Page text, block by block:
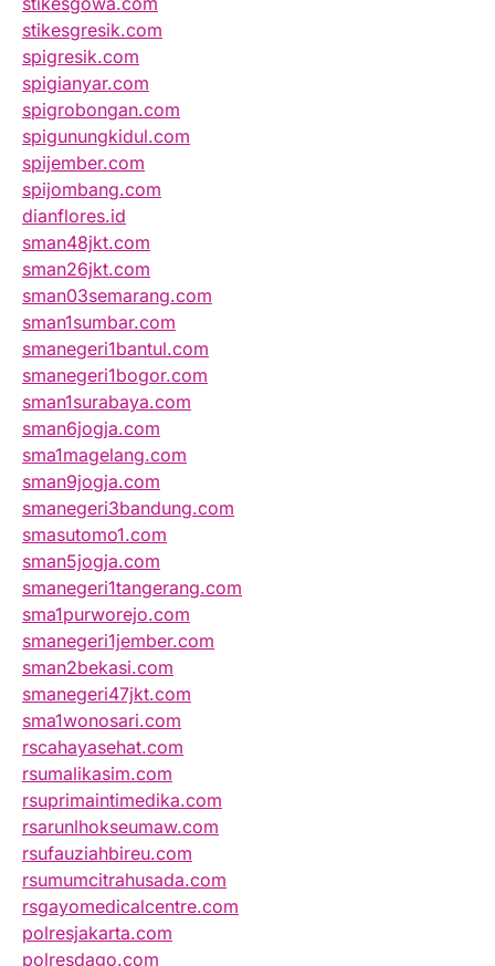
stikesgresik.com
spigresik.com
spigianyar.com
spigrobongan.com
spigunungkidul.com
spijember.com
spijombang.com
dianflores.id
sman48jkt.com
sman26jkt.com
sman03semarang.com
sman1sumbar.com
smanegeri1bantul.com
smanegeri1bogor.com
sman1surabaya.com
sman6jogja.com
sma1magelang.com
sman9jogja.com
smanegeri3bandung.com
smasutomo1.com
sman5jogja.com
smanegeri1tangerang.com
sma1purworejo.com
smanegeri1jember.com
sman2bekasi.com
smanegeri47jkt.com
sma1wonosari.com
rscahayasehat.com
rsumalikasim.com
rsuprimaintimedika.com
rsarunlhokseumaw.com
rsufauziahbireu.com
rsumumcitrahusada.com
rsgayomedicalcentre.com
polresjakarta.com
polresdago.com